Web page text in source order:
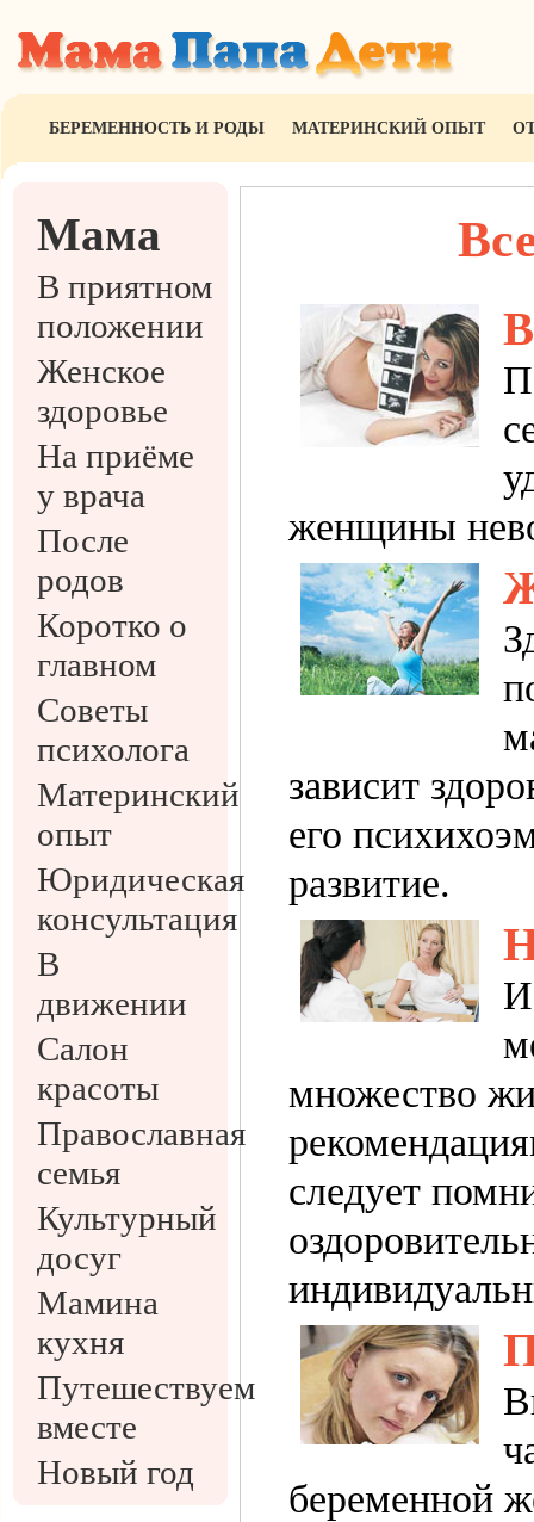
БЕРЕМЕННОСТЬ И РОДЫ МАТЕРИНСКИЙ ОПЫТ
Мама
В приятном
положении
Женское
здоровье
На приёме
у врача
После
родов
Коротко о
главном
Советы
психолога
Материнский
опыт
Юридическая
консультация
В
движении
Салон
красоты
Православная
семья
Культурный
досуг
Мамина
кухня
Путешествуем
вместе
Новый год
женщины
зависит
его
развитие.
множество
следует
беременной